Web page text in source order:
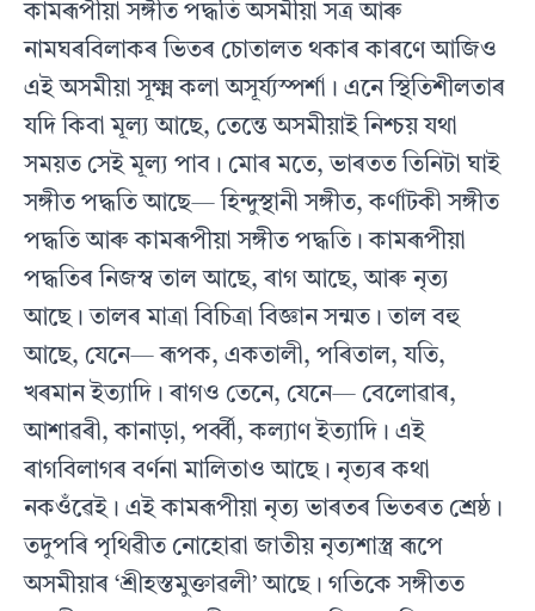
কামৰূপীয়া সঙ্গীত পদ্ধতি অসমীয়া সত্ৰ আৰু
নামঘৰবিলাকৰ ভিতৰ চোতালত থকাৰ কাৰণে আজিও
এই অসমীয়া সূক্ষ্ম কলা অসূৰ্য্যস্পৰ্শা। এনে স্থিতিশীলতাৰ
যদি কিবা মূল্য আছে, তেন্তে অসমীয়াই নিশ্চয় যথা
সময়ত সেই মূল্য পাব। মোৰ মতে, ভাৰতত তিনিটা ঘাই
সঙ্গীত পদ্ধতি আছে— হিন্দুস্থানী সঙ্গীত, কৰ্ণাটকী সঙ্গীত
পদ্ধতি আৰু কামৰূপীয়া সঙ্গীত পদ্ধতি। কামৰূপীয়া
পদ্ধতিৰ নিজস্ব তাল আছে, ৰাগ আছে, আৰু নৃত্য
আছে। তালৰ মাত্ৰা বিচিত্ৰা বিজ্ঞান সন্মত। তাল বহু
আছে, যেনে— ৰূপক, একতালী, পৰিতাল, যতি,
খৰমান ইত্যাদি। ৰাগও তেনে, যেনে— বেলোৱাৰ,
আশাৱৰী, কানাড়া, পৰ্ব্বী, কল্যাণ ইত্যাদি। এই
ৰাগবিলাগৰ বৰ্ণনা মালিতাও আছে। নৃত্যৰ কথা
নকওঁৱেই। এই কামৰূপীয়া নৃত্য ভাৰতৰ ভিতৰত শ্ৰেষ্ঠ।
তদুপৰি পৃথিৱীত নোহোৱা জাতীয় নৃত্যশাস্ত্ৰ ৰূপে
অসমীয়াৰ ‘শ্ৰীহস্তমুক্তাৱলী’ আছে। গতিকে সঙ্গীতত